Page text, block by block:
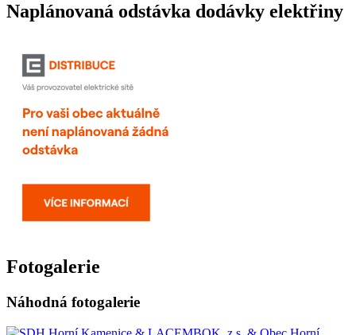
Naplánovaná odstávka dodávky elektřiny
Fotogalerie
Náhodná fotogalerie